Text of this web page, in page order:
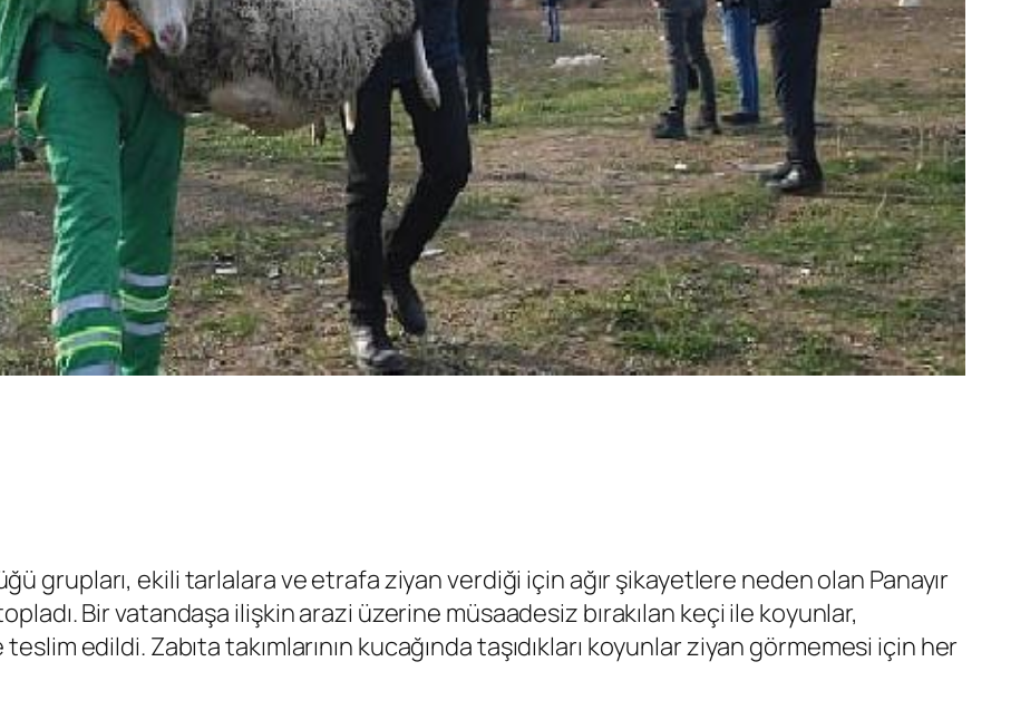
grupları, ekili tarlalara ve etrafa ziyan verdiği için ağır şikayetlere neden olan Panayır
Bir vatandaşa ilişkin arazi üzerine müsaadesiz bırakılan keçi ile koyunlar,
edildi. Zabıta takımlarının kucağında taşıdıkları koyunlar ziyan görmemesi için her